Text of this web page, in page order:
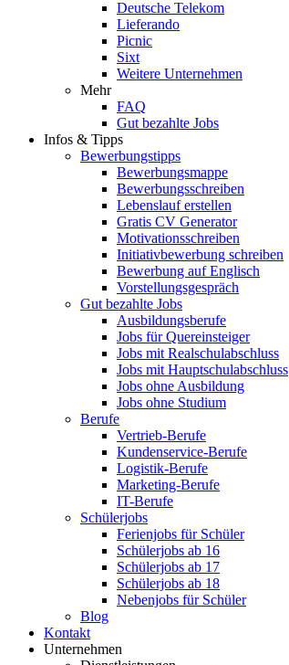
Deutsche Telekom
Lieferando
Picnic
Sixt
Weitere Unternehmen
Mehr
FAQ
Gut bezahlte Jobs
Infos & Tipps
Bewerbungstipps
Bewerbungsmappe
Bewerbungsschreiben
Lebenslauf erstellen
Gratis CV Generator
Motivationsschreiben
Initiativbewerbung schreiben
Bewerbung auf Englisch
Vorstellungsgespräch
Gut bezahlte Jobs
Ausbildungsberufe
Jobs für Quereinsteiger
Jobs mit Realschulabschluss
Jobs mit Hauptschulabschluss
Jobs ohne Ausbildung
Jobs ohne Studium
Berufe
Vertrieb-Berufe
Kundenservice-Berufe
Logistik-Berufe
Marketing-Berufe
IT-Berufe
Schülerjobs
Ferienjobs für Schüler
Schülerjobs ab 16
Schülerjobs ab 17
Schülerjobs ab 18
Nebenjobs für Schüler
Blog
Kontakt
Unternehmen